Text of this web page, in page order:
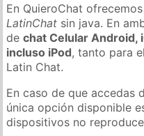
En QuieroChat
LatinChat sin java. En
dechat Celular Android,
incluso iPod, tanto para
Latin Chat.
En caso de que accedas
única opción disponible
dispositivos no